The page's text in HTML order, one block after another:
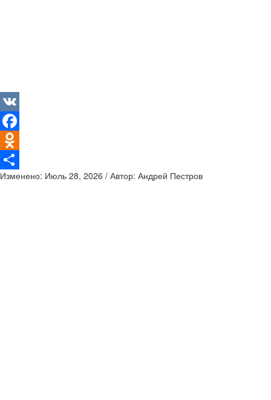
VK
Facebook
Odnoklassniki
Отправить
Изменено: Июль 28, 2026 / Автор: Андрей Пестров